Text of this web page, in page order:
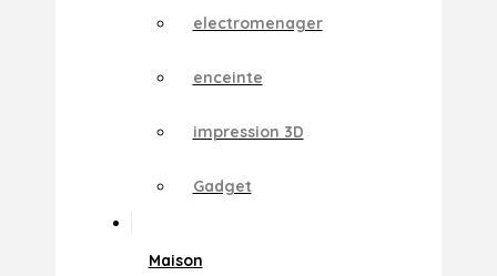
electromenager
enceinte
impression 3D
Gadget
Maison